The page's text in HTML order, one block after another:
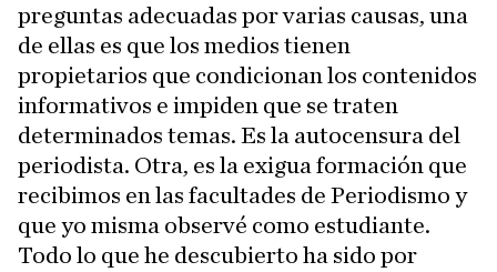
preguntas adecuadas por varias causas, una
de ellas es que los medios tienen
propietarios que condicionan los contenidos
informativos e impiden que se traten
determinados temas. Es la autocensura del
periodista. Otra, es la exigua formación que
recibimos en las facultades de Periodismo y
que yo misma observé como estudiante.
Todo lo que he descubierto ha sido por